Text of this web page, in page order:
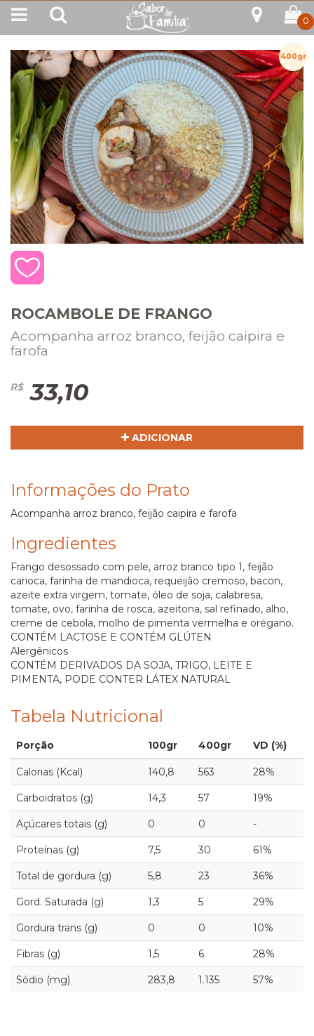
0
400gr
ROCAMBOLE DE FRANGO
Acompanha arroz branco, feijão caipira e
farofa
R$ 33,10
ADICIONAR
Informações do Prato
Acompanha arroz branco, feijão caipira e farofa
Ingredientes
Frango desossado com pele, arroz branco tipo 1, feijão
carioca, farinha de mandioca, requeijão cremoso, bacon,
azeite extra virgem, tomate, óleo de soja, calabresa,
tomate, ovo, farinha de rosca, azeitona, sal refinado, alho,
creme de cebola, molho de pimenta vermelha e orégano.
CONTÉM LACTOSE E CONTÉM GLÚTEN
Alergênicos
CONTÉM DERIVADOS DA SOJA, TRIGO, LEITE E
PIMENTA, PODE CONTER LÁTEX NATURAL
Tabela Nutricional
Porção 100gr 400gr VD (%)
Calorias (Kcal) 140,8 563 28%
Carboidratos (g) 14,3 57 19%
Açúcares totais (g) 0 0 -
Proteínas (g) 7,5 30 61%
Total de gordura (g) 5,8 23 36%
Gord. Saturada (g) 1,3 5 29%
Gordura trans (g) 0 0 10%
Fibras (g) 1,5 6 28%
Sódio (mg) 283,8 1.135 57%